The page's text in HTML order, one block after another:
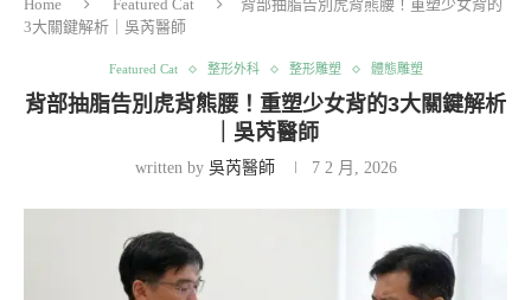
Home Featured Cat
背部抽脂告別虎背熊腰！重塑少女背的
3大關鍵解析｜吳芮醫師
Featured Cat 整形外科 整形雕塑 體態雕塑
背部抽脂告別虎背熊腰！重塑少女背的3大關鍵解析
｜吳芮醫師
written by 吳芮醫師 7 2 月, 2026